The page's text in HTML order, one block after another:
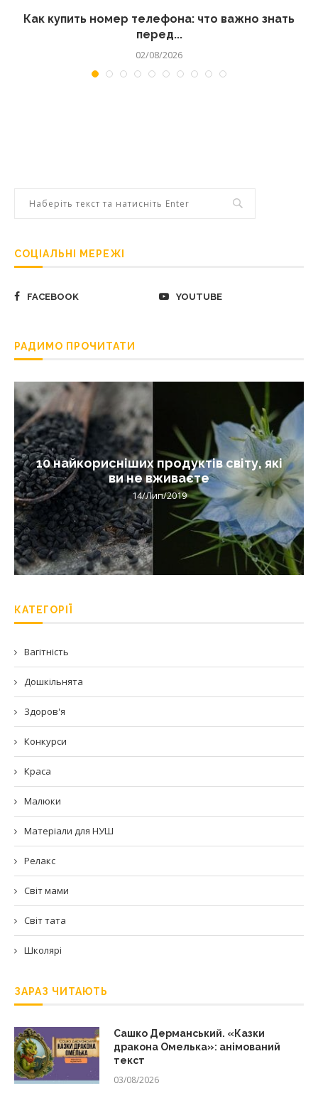
Как купить номер телефона: что важно знать
перед...
02/08/2026
СОЦІАЛЬНІ МЕРЕЖІ
FACEBOOK YOUTUBE
РАДИМО ПРОЧИТАТИ
10 найкорисніших продуктів світу, які
ви не вживаєте
14/Лип/2019
КАТЕГОРІЇ
Вагітність
Дошкільнята
Здоров'я
Конкурси
Краса
Малюки
Матеріали для НУШ
Релакс
Світ мами
Світ тата
Школярі
ЗАРАЗ ЧИТАЮТЬ
Сашко Дерманський. «Казки
дракона Омелька»: анімований
текст
03/08/2026